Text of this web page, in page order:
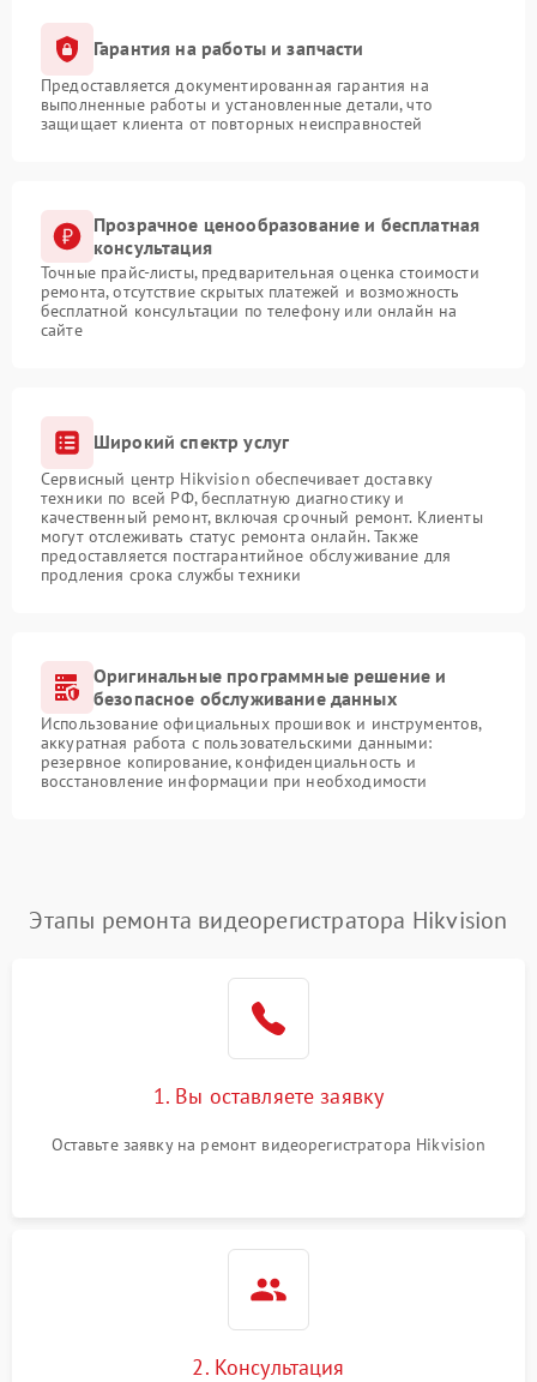
Гарантия на работы и запчасти
Предоставляется документированная гарантия на
выполненные работы и установленные детали, что
защищает клиента от повторных неисправностей
Прозрачное ценообразование и бесплатная
консультация
Точные прайс-листы, предварительная оценка стоимости
ремонта, отсутствие скрытых платежей и возможность
бесплатной консультации по телефону или онлайн на
сайте
Широкий спектр услуг
Сервисный центр Hikvision обеспечивает доставку
техники по всей РФ, бесплатную диагностику и
качественный ремонт, включая срочный ремонт. Клиенты
могут отслеживать статус ремонта онлайн. Также
предоставляется постгарантийное обслуживание для
продления срока службы техники
Оригинальные программные решение и
безопасное обслуживание данных
Использование официальных прошивок и инструментов,
аккуратная работа с пользовательскими данными:
резервное копирование, конфиденциальность и
восстановление информации при необходимости
Этапы ремонта видеорегистратора Hikvision
1. Вы оставляете заявку
Оставьте заявку на ремонт видеорегистратора Hikvision
2. Консультация